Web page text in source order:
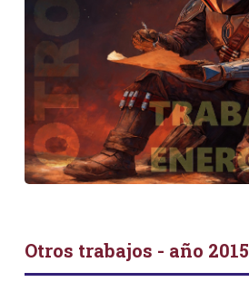
Otros trabajos - año 2015